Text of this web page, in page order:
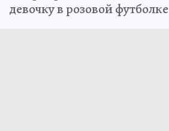
девочку в розовой футболке